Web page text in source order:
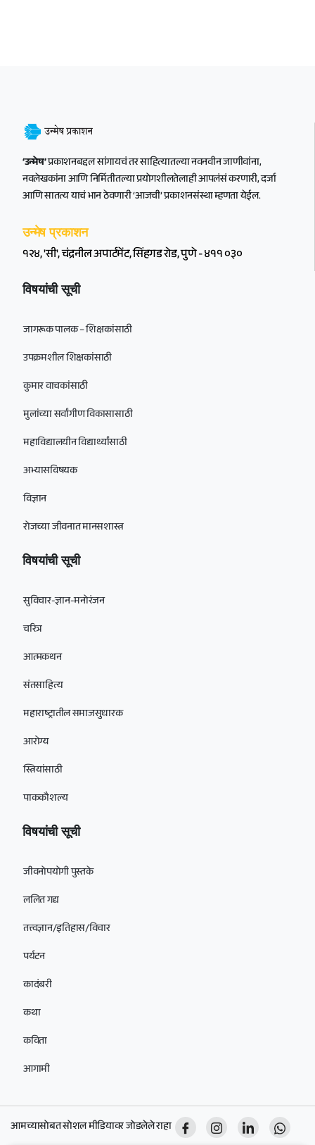
‘उन्मेष’प्रकाशनबद्दल सांगायचं तर साहित्यातल्या नवनवीन जाणीवांना,
नवलेखकांना आणि निर्मितीतल्या प्रयोगशीलतेलाही आपलंसं करणारी, दर्जा
आणि सातत्य याचं भान ठेवणारी ‘आजची’ प्रकाशनसंस्था म्हणता येईल.
उन्मेष प्रकाशन
१२४, 'सी', चंद्रनील अपार्टमेंट, सिंहगड रोड, पुणे - ४११ ०३०
विषयांची सूची
जागरूक पालक – शिक्षकांसाठी
उपक्रमशील शिक्षकांसाठी
कुमार वाचकांसाठी
मुलांच्या सर्वांगीण विकासासाठी
महाविद्यालयीन विद्यार्थ्यांसाठी
अभ्यासविषयक
विज्ञान
रोजच्या जीवनात मानसशास्त्र
विषयांची सूची
सुविचार-ज्ञान-मनोरंजन
चरित्र
आत्मकथन
संतसाहित्य
महाराष्ट्रातील समाजसुधारक
आरोग्य
स्त्रियांसाठी
पाककौशल्य
विषयांची सूची
जीवनोपयोगी पुस्तके
ललित गद्य
तत्त्वज्ञान/इतिहास/विचार
पर्यटन
कादंबरी
कथा
कविता
आगामी
आमच्यासोबत सोशल मीडियावर जोडलेले राहा